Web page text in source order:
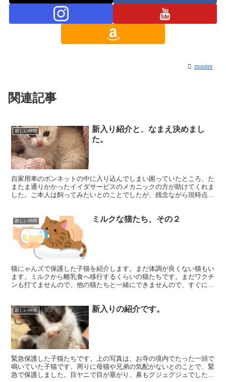
master
関連記事
新しい仲間
新入り紹介と、なまえ決めまし
た。
自家用車のボンネットの中に入り込んでしまい困っていたところ、た
またま通りかかったイイダサービスのメカニックの方が助けてくれま
した。ご本人は飼ってみたいとのことでしたが、残念ながら現時点で
新しい仲間 ミルクな猫たち、その２
猫にゃんズで保護した子猫を紹介します。まだ体調が良くない猫もい
ます。ミルクから離乳食へ移行するくらいの猫たちです。まだワクチ
ンも打てませんので、他の猫たちと一緒にできませんので、すぐには
新しい仲間 新入りの紹介です。
緊急保護した子猫たちです。上の写真は、お寺の境内でたった一頭で
鳴いていた子猫です。周りに母猫や兄弟の気配がないとのことで、緊
急で保護しました。目ヤニで目が塞がり、鼻もグジュグジュでした。